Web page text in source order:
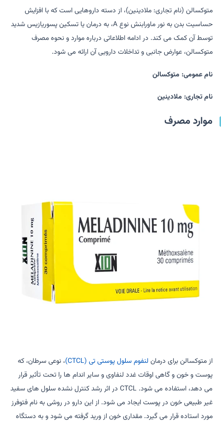
متوکسالن (نام تجاری: ملادینین)، از دسته داروهایی است که با افزایش
حساسیت بدن به نور ماورابنش نوع A، به درمان یا تسکین پسوریازیس شدید
توسط آن کمک می کند. در ادامه اطلاعاتی درباره موارد و نحوه مصرف
متوکسالن، عوارض جانبی و تداخلات دارویی آن ارائه می شود.
نام عمومی: متوکسالن
نام تجاری: ملادینین
موارد مصرف
از متوکسالن برای درمان لنفوم سلول پوستی تی (CTCL)
، نوعی سرطان، که
پوست و خون و گاهی اوقات غدد لنفاوی و سایر اندام ها را تحت تأثیر قرار
می دهد، استفاده می شود. CTCL در اثر رشد کنترل نشده سلول های سفید
غیر طبیعی خون در پوست ایجاد می شود. از این دارو در روشی به نام فتوفرز
مورد استاده قرار می گیرد. مقداری خون از ورید گرفته می شود و به دستگاه